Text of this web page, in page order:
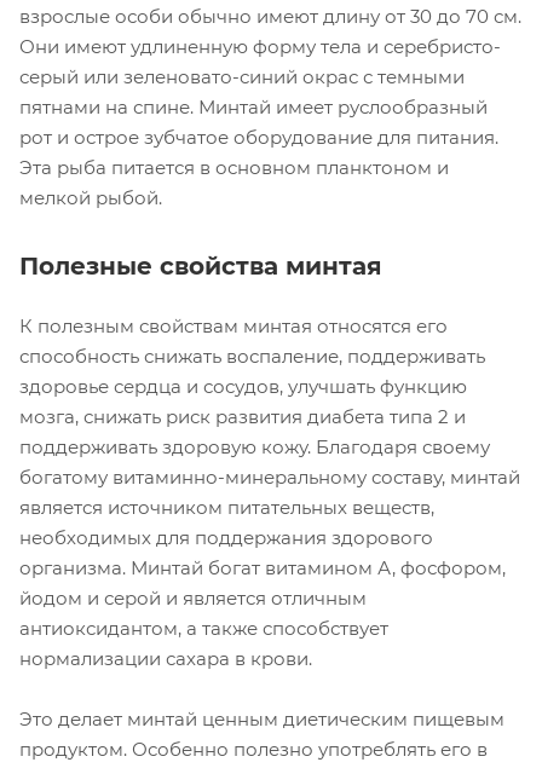
взрослые особи обычно имеют длину от 30 до 70 см.
Они имеют удлиненную форму тела и серебристо-
серый или зеленовато-синий окрас с темными
пятнами на спине. Минтай имеет руслообразный
рот и острое зубчатое оборудование для питания.
Эта рыба питается в основном планктоном и
мелкой рыбой.
Полезные свойства минтая
К полезным свойствам минтая относятся его
способность снижать воспаление, поддерживать
здоровье сердца и сосудов, улучшать функцию
мозга, снижать риск развития диабета типа 2 и
поддерживать здоровую кожу. Благодаря своему
богатому витаминно-минеральному составу, минтай
является источником питательных веществ,
необходимых для поддержания здорового
организма. Минтай богат витамином А, фосфором,
йодом и серой и является отличным
антиоксидантом, а также способствует
нормализации сахара в крови.
Это делает минтай ценным диетическим пищевым
продуктом. Особенно полезно употреблять его в